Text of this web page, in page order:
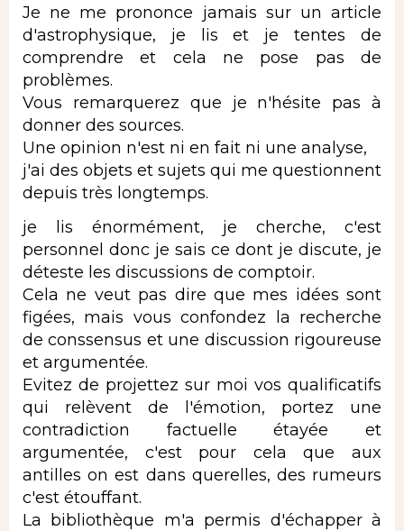
Je ne me prononce jamais sur un article
d'astrophysique, je lis et je tentes de
comprendre et cela ne pose pas de
problèmes.
Vous remarquerez que je n'hésite pas à
donner des sources.
Une opinion n'est ni en fait ni une analyse,
j'ai des objets et sujets qui me questionnent
depuis très longtemps.
je lis énormément, je cherche, c'est
personnel donc je sais ce dont je discute, je
déteste les discussions de comptoir.
Cela ne veut pas dire que mes idées sont
figées, mais vous confondez la recherche
de conssensus et une discussion rigoureuse
et argumentée.
Evitez de projettez sur moi vos qualificatifs
qui relèvent de l'émotion, portez une
contradiction factuelle étayée et
argumentée, c'est pour cela que aux
antilles on est dans querelles, des rumeurs
c'est étouffant.
La bibliothèque m'a permis d'échapper à